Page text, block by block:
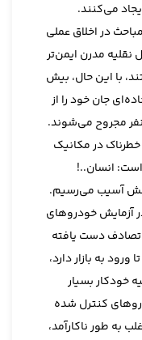
می‌کنند.
در اخلاق عملی
مدرن ایمن‌تر
با این حال، بیش
جان خود را از
از 50 میلیون نفر مجروح می‌شوند.
در مکانیک
انسان..!
آسیب می‌رسیم.
که در آزمایش خودروهای
مایل بدون تصادف دست یافته
به بازار دارد،
خودکار بسیار
کنترل شده
به طور ناکارآمد،